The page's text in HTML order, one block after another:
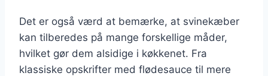
Det er også værd at bemærke, at svinekæber
kan tilberedes på mange forskellige måder,
hvilket gør dem alsidige i køkkenet. Fra
klassiske opskrifter med flødesauce til mere